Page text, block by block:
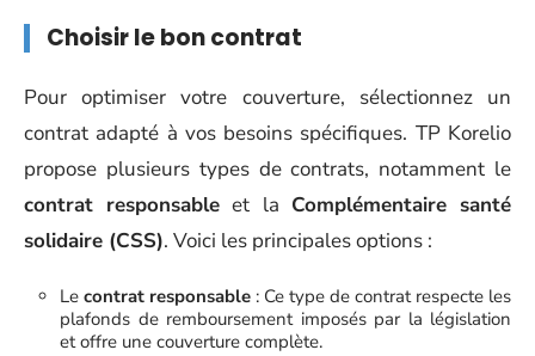
Choisir le bon contrat
Pour optimiser votre couverture, sélectionnez un
contrat adapté à vos besoins spécifiques. TP Korelio
propose plusieurs types de contrats, notamment le
contrat responsable et la Complémentaire santé
solidaire (CSS). Voici les principales options :
Le contrat responsable : Ce type de contrat respecte les
plafonds de remboursement imposés par la législation
et offre une couverture complète.